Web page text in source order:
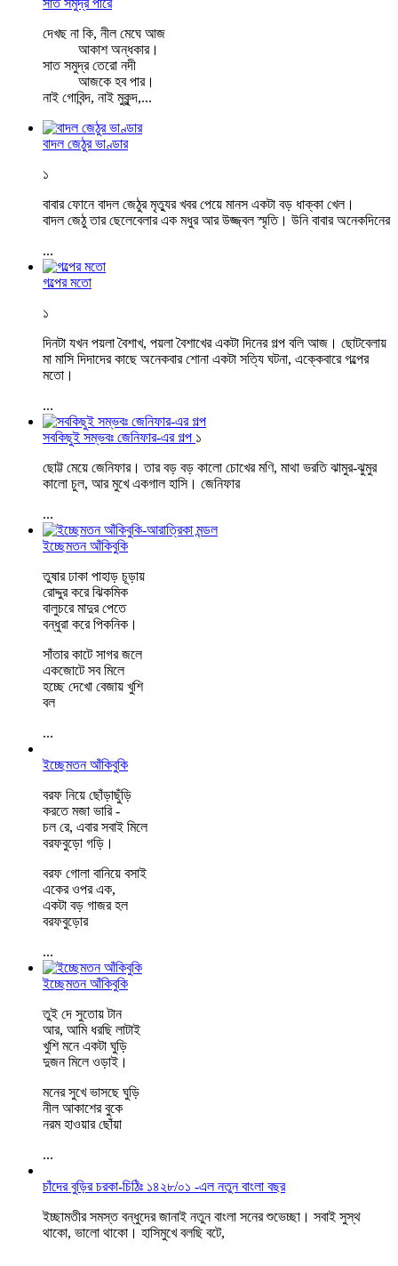
সাত সমুদ্র পারে
দেখছ না কি, নীল মেঘে আজ
আকাশ অন্ধকার।
সাত সমুদ্র তেরো নদী
আজকে হব পার।
নাই গোবিন্দ, নাই মুকুন্দ,...
বাদল জেঠুর ভাণ্ডার
১
বাবার ফোনে বাদল জেঠুর মৃত্যুর খবর পেয়ে মানস একটা বড় ধাক্কা খেল।
বাদল জেঠু তার ছেলেবেলার এক মধুর আর উজ্জ্বল স্মৃতি। উনি বাবার অনেকদিনের
...
গল্পের মতো
১
দিনটা যখন পয়লা বৈশাখ, পয়লা বৈশাখের একটা দিনের গল্প বলি আজ। ছোটবেলায়
মা মাসি দিদাদের কাছে অনেকবার শোনা একটা সত্যি ঘটনা, এক্কেবারে গল্পের
মতো।
...
সবকিছুই সম্ভবঃ জেনিফার-এর গল্প ১
ছোট্ট মেয়ে জেনিফার। তার বড় বড় কালো চোখের মণি, মাথা ভরতি ঝামুর-ঝুমুর
কালো চুল, আর মুখে একগাল হাসি। জেনিফার
...
ইচ্ছেমতন আঁকিবুকি
তুষার ঢাকা পাহাড় চূড়ায়
রোদ্দুর করে ঝিকমিক
বালুচরে মাদুর পেতে
বন্ধুরা করে পিকনিক।
সাঁতার কাটে সাগর জলে
একজোটে সব মিলে
হচ্ছে দেখো বেজায় খুশি
বল
...
ইচ্ছেমতন আঁকিবুকি
বরফ নিয়ে ছোঁড়াছুঁড়ি
করতে মজা ভারি -
চল রে, এবার সবাই মিলে
বরফবুড়ো গড়ি।
বরফ গোলা বানিয়ে বসাই
একের ওপর এক,
একটা বড় গাজর হল
বরফবুড়োর
...
ইচ্ছেমতন আঁকিবুকি
তুই দে সুতোয় টান
আর, আমি ধরছি লাটাই
খুশি মনে একটা ঘুড়ি
দুজন মিলে ওড়াই।
মনের সুখে ভাসছে ঘুড়ি
নীল আকাশের বুকে
নরম হাওয়ার ছোঁয়া
...
চাঁদের বুড়ির চরকা-চিঠিঃ ১৪২৮/০১ -এল নতুন বাংলা বছর
ইচ্ছামতীর সমস্ত বন্ধুদের জানাই নতুন বাংলা সনের শুভেচ্ছা। সবাই সুস্থ
থাকো, ভালো থাকো। হাসিমুখে বলছি বটে,